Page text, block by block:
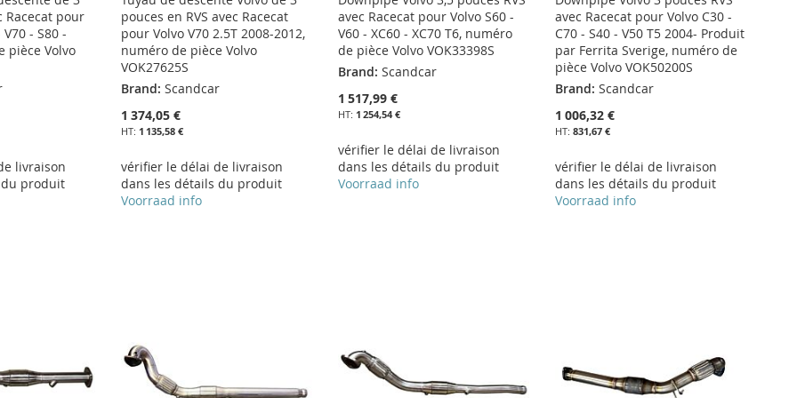
Racecat pour
- S80 -
pièce Volvo
livraison
produit
pouces en RVS avec Racecat
pour Volvo V70 2.5T 2008-2012,
numéro de pièce Volvo
VOK27625S
Brand: Scandcar
1 374,05 €
1 135,58 €
vérifier le délai de livraison
dans les détails du produit
Voorraad info
avec Racecat pour Volvo S60 -
V60 - XC60 - XC70 T6, numéro
de pièce Volvo VOK33398S
Brand: Scandcar
1 517,99 €
1 254,54 €
vérifier le délai de livraison
dans les détails du produit
Voorraad info
avec Racecat pour Volvo C30 -
C70 - S40 - V50 T5 2004- Produit
par Ferrita Sverige, numéro de
pièce Volvo VOK50200S
Brand: Scandcar
1 006,32 €
831,67 €
vérifier le délai de livraison
dans les détails du produit
Voorraad info